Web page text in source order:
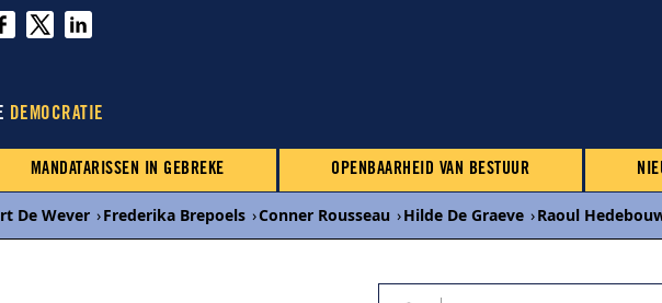
DEMOCRATIE
MANDATARISSEN IN GEBREKE OPENBAARHEID VAN BESTUUR
De Wever ›Frederika Brepoels ›Conner Rousseau ›Hilde De Graeve ›Raoul